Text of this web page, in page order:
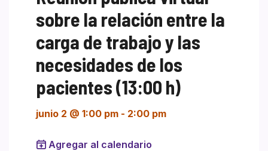
sobre la relación entre la
carga de trabajo y las
necesidades de los
pacientes (13:00 h)
junio 2 @ 1:00 pm - 2:00 pm
Agregar al calendario